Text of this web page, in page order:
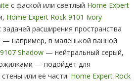
с фаской или светлый Home Expert
Home Expert Rock 9101 Ivory
задачей расширения пространства
например, в маленькой ванной
Shadow — нейтральный серый,
— подойдёт для
или её части: Home Expert Rock